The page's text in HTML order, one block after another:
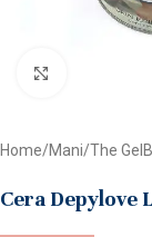
Home Mani The
Cera Depylove